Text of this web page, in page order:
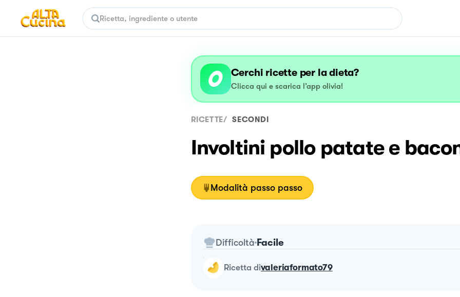
Cerchi ricette per la dieta?
Clicca qui e scarica l’app olivia!
RICETTE/ SECONDI
Involtini pollo patate e
Modalità passo passo
Difficoltà Facile
ricetta divaleriaformato79